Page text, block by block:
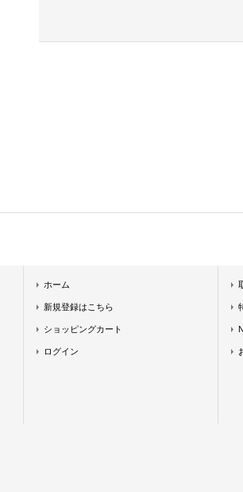
ホーム
新規登録はこちら
ショッピングカート
ログイン